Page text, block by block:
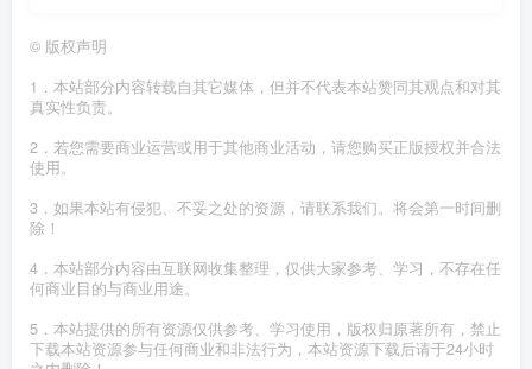
© 版权声明
1．本站部分内容转载自其它媒体，但并不代表本站赞同其观点和对其
真实性负责。
2．若您需要商业运营或用于其他商业活动，请您购买正版授权并合法
使用。
3．如果本站有侵犯、不妥之处的资源，请联系我们。将会第一时间删
除！
4．本站部分内容由互联网收集整理，仅供大家参考、学习，不存在任
何商业目的与商业用途。
5．本站提供的所有资源仅供参考、学习使用，版权归原著所有，禁止
下载本站资源参与任何商业和非法行为，本站资源下载后请于24小时